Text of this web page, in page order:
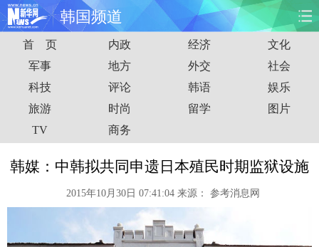
韩国频道
首页 时政 国际 财经
娱乐 体育 人事 教育
时尚 思客
港澳 台湾 华人 汽车
能源 房产
视频 彩票
首 页 内政 经济
文化
军事
地方 外交
社会
科技
评论 韩语
娱乐
旅游
时尚 留学
图片
TV
商务
韩媒：中韩拟共同申遗日本殖民时期监狱设施
2015年10月30日 07:41:04 来源： 参考消息网